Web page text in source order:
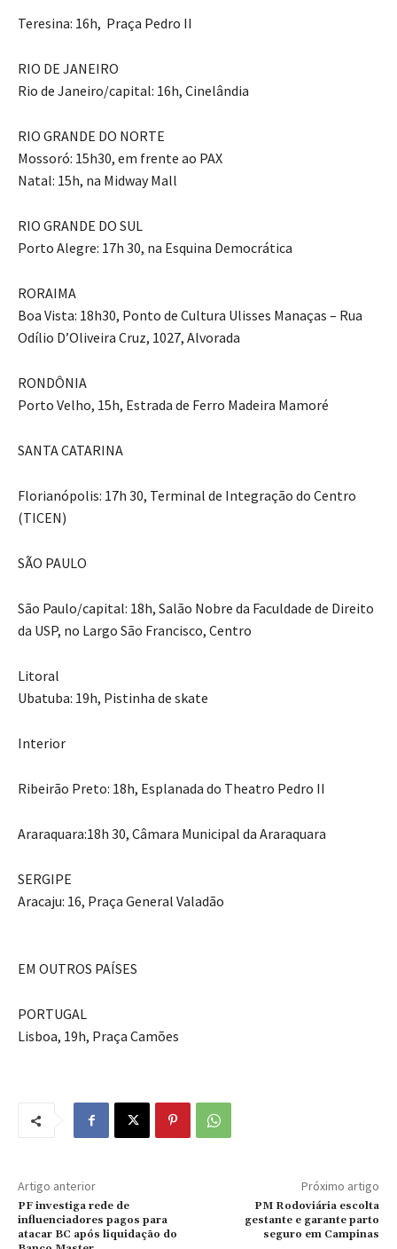
Teresina: 16h, Praça Pedro II
RIO DE JANEIRO
Rio de Janeiro/capital: 16h, Cinelândia
RIO GRANDE DO NORTE
Mossoró: 15h30, em frente ao PAX
Natal: 15h, na Midway Mall
RIO GRANDE DO SUL
Porto Alegre: 17h 30, na Esquina Democrática
RORAIMA
Boa Vista: 18h30, Ponto de Cultura Ulisses Manaças – Rua
Odílio D’Oliveira Cruz, 1027, Alvorada
RONDÔNIA
Porto Velho, 15h, Estrada de Ferro Madeira Mamoré
SANTA CATARINA
Florianópolis: 17h 30, Terminal de Integração do Centro
(TICEN)
SÃO PAULO
São Paulo/capital: 18h, Salão Nobre da Faculdade de Direito
da USP, no Largo São Francisco, Centro
Litoral
Ubatuba: 19h, Pistinha de skate
Interior
Ribeirão Preto: 18h, Esplanada do Theatro Pedro II
Araraquara:18h 30, Câmara Municipal da Araraquara
SERGIPE
Aracaju: 16, Praça General Valadão
EM OUTROS PAÍSES
PORTUGAL
Lisboa, 19h, Praça Camões
Artigo anterior
PF investiga rede de
influenciadores pagos para
atacar BC após liquidação do
Próximo artigo
PM Rodoviária escolta
gestante e garante parto
seguro em Campinas